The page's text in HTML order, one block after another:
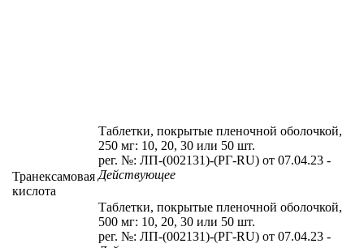
Транексамовая
кислота
Таблетки, покрытые пленочной оболочкой,
250 мг: 10, 20, 30 или 50 шт.
рег. №: ЛП-(002131)-(РГ-RU) от 07.04.23 -
Действующее
Таблетки, покрытые пленочной оболочкой,
500 мг: 10, 20, 30 или 50 шт.
рег. №: ЛП-(002131)-(РГ-RU) от 07.04.23 -